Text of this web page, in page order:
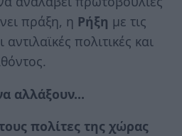
πράξη, η Ρήξη με τις
πολιτικές και
αλλάξουν…
πολίτες της χώρας